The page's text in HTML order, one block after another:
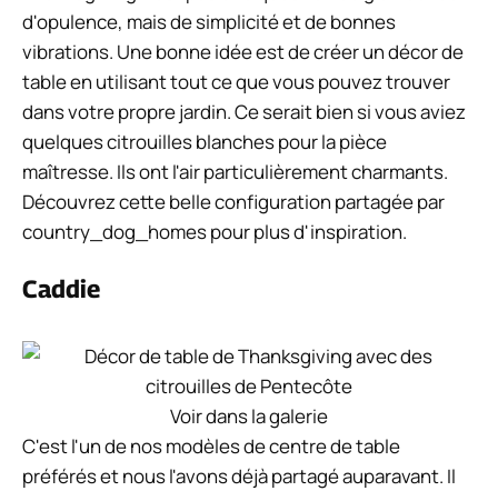
d'opulence, mais de simplicité et de bonnes
vibrations. Une bonne idée est de créer un décor de
table en utilisant tout ce que vous pouvez trouver
dans votre propre jardin. Ce serait bien si vous aviez
quelques citrouilles blanches pour la pièce
maîtresse. Ils ont l'air particulièrement charmants.
Découvrez cette belle configuration partagée par
country_dog_homes pour plus d'inspiration.
Caddie
Voir dans la galerie
C'est l'un de nos modèles de centre de table
préférés et nous l'avons déjà partagé auparavant. Il